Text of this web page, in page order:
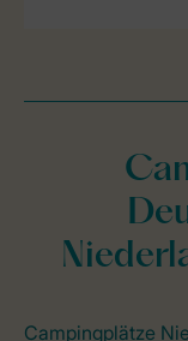
Campingplätze